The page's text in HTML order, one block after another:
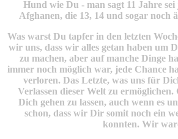
Hund wie Du - man sagt 11 Jahre
Afghanen, die 13, 14 und sogar
Was warst Du tapfer in den letzten
wir uns, dass wir alles getan haben um
zu machen, aber auf manche Dinge
immer noch möglich war, jede Chance
verloren. Das Letzte, was uns für
Verlassen dieser Welt zu
Dich gehen zu lassen, auch wenn es
schon, dass wir Dir somit noch ein
konnten. Wir